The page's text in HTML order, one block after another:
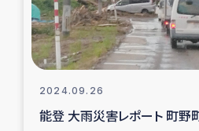
2024.09.26
能登 大雨災害レポート 町野